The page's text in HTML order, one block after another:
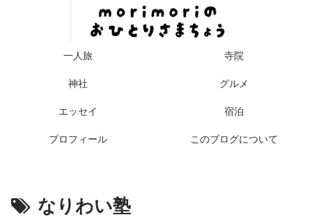
一人旅 寺院
神社 グルメ
エッセイ 宿泊
プロフィール このブログについて
なりわい塾